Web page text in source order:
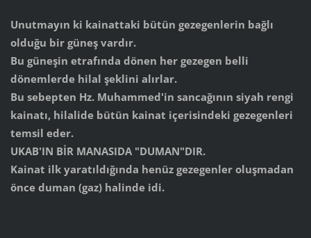
Unutmayın ki kainattaki bütün gezegenlerin bağlı
olduğu bir güneş vardır.
Bu güneşin etrafında dönen her gezegen belli
dönemlerde hilal şeklini alırlar.
Bu sebepten Hz. Muhammed'in sancağının siyah rengi
kainatı, hilalide bütün kainat içerisindeki gezegenleri
temsil eder.
UKAB'IN BİR MANASIDA "DUMAN"DIR.
Kainat ilk yaratıldığında henüz gezegenler oluşmadan
önce duman (gaz) halinde idi.